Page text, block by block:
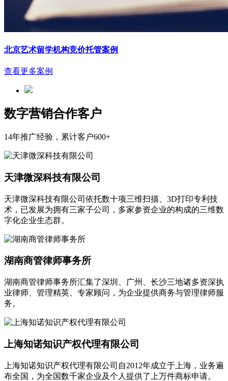
北京艺术留学机构竞价托管案例
查看更多案例
数字营销合作客户
14年推广经验，累计客户600+
天津微深科技有限公司
天津微深科技有限公司依托数十项三维扫描、3D打印专利技
术，已发展为拥有三家子公司，多家参资企业的构成的三维数
字化企业生态群。
湖南商管律师事务所
湖南商管律师事务所汇集了深圳、广州、长沙三地诸多资深执
业律师、管理精英、专家顾问，为企业提供商务与管理律师服
务。
上海知诺知识产权代理有限公司
上海知诺知识产权代理有限公司自2012年成立于上海，业务遍
布全国，为全国数千家企业及个人提供了上万件商标申请。